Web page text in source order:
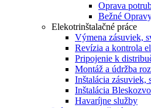
Oprava
Bežné
Elekotrinštalačné práce
Výmena zásuviek,
Revízia a kontrola
Pripojenie k
Montáž a údržba
Inštalácia
Inštalácia
Havaríjne služby